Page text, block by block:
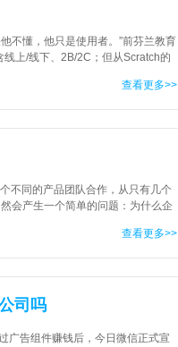
不懂，他只是使用者。”前芬兰教育
上/线下、2B/2C；但从Scratch的
查看更多>>
不同的产品团队合作，从只有几个
会产生一个简单的问题：为什么企
查看更多>>
司吗
广告组件赚钱后，今日微信正式宣